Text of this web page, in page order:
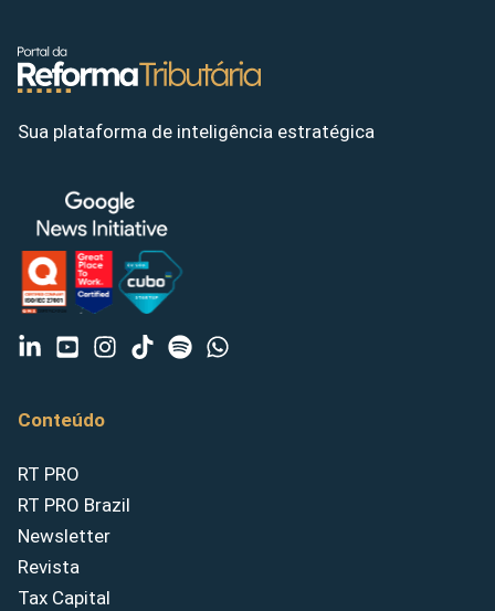
Sua plataforma de inteligência estratégica
Conteúdo
RT PRO
RT PRO Brazil
Newsletter
Revista
Tax Capital